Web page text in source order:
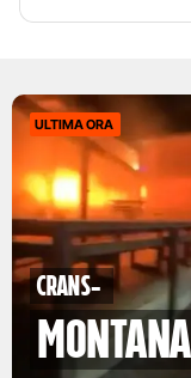
ULTIMA ORA
Crans-
Montana